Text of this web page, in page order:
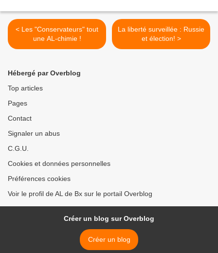
< Les "Conservateurs" tout
une AL-chimie !
La liberté surveillée : Russie
et élection! >
Hébergé par Overblog
Top articles
Pages
Contact
Signaler un abus
C.G.U.
Cookies et données personnelles
Préférences cookies
Voir le profil de AL de Bx sur le portail Overblog
Créer un blog sur Overblog
Créer un blog